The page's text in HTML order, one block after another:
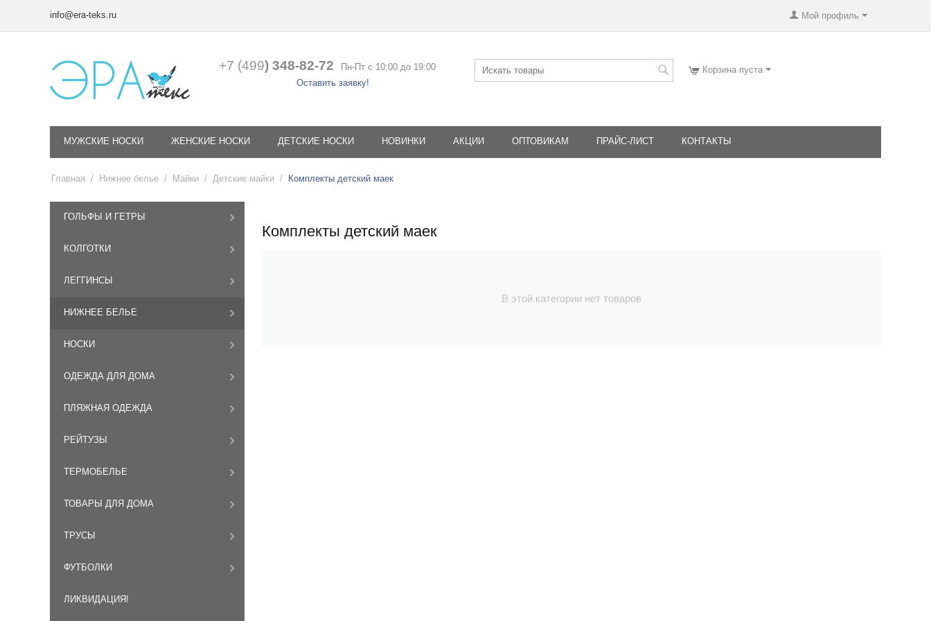
info@era-teks.ru Мой профиль
+7 (499) 348-82-72
Пн-Пт с 10:00 до 19:00
Оставить заявку!
Корзина пуста
МУЖСКИЕ НОСКИ ЖЕНСКИЕ НОСКИ ДЕТСКИЕ НОСКИ НОВИНКИ АКЦИИ ОПТОВИКАМ ПРАЙС-ЛИСТ КОНТАКТЫ
Главная / Нижнее белье / Майки / Детские майки / Комплекты детский маек
ГОЛЬФЫ И ГЕТРЫ
КОЛГОТКИ
ЛЕГГИНСЫ
НИЖНЕЕ БЕЛЬЕ
НОСКИ
ОДЕЖДА ДЛЯ ДОМА
ПЛЯЖНАЯ ОДЕЖДА
РЕЙТУЗЫ
ТЕРМОБЕЛЬЕ
ТОВАРЫ ДЛЯ ДОМА
ТРУСЫ
ФУТБОЛКИ
ЛИКВИДАЦИЯ!
Комплекты детский маек
В этой категории нет товаров